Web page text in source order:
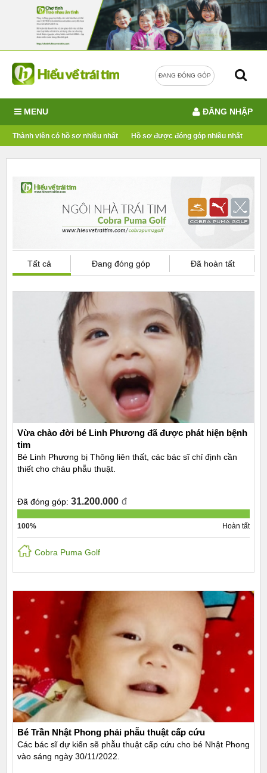
ĐANG ĐÓNG GÓP
MENU
Thành viên có hồ sơ nhiều nhất Hồ sơ được đóng góp nhiều nhất
ĐĂNG NHẬP
Tất cả Đang đóng góp Đã hoàn tất
Vừa chào đời bé Linh Phương đã được phát hiện bệnh
tim
Bé Linh Phương bị Thông liên thất, các bác sĩ chỉ định cần
thiết cho cháu phẫu thuật.
Đã đóng góp: 31.200.000 đ
100% Hoàn tất
Cobra Puma Golf
Bé Trần Nhật Phong phải phẫu thuật cấp cứu
Các bác sĩ dự kiến sẽ phẫu thuật cấp cứu cho bé Nhật Phong
vào sáng ngày 30/11/2022.